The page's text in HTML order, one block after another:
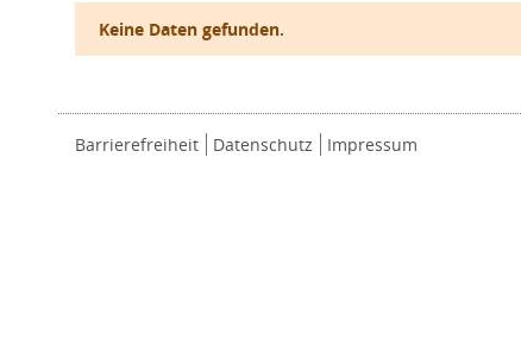
Keine Daten gefunden.
Barrierefreiheit Datenschutz Impressum